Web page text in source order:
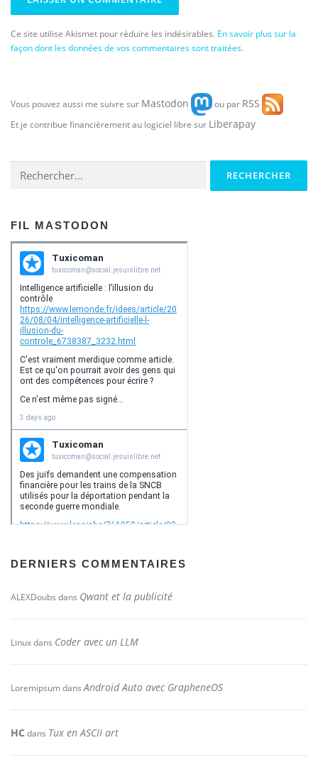
Ce site utilise Akismet pour réduire les indésirables. En savoir plus sur la
façon dont les données de vos commentaires sont traitées.
Vous pouvez aussi me suivre sur Mastodon ou par RSS
Et je contribue financièrement au logiciel libre sur Liberapay
FIL MASTODON
DERNIERS COMMENTAIRES
ALEXDoubs dans Qwant et la publicité
Linuxdans Coder avec un LLM
LoremipsumdansAndroid Auto avec GrapheneOS
HC dans Tux en ASCII art